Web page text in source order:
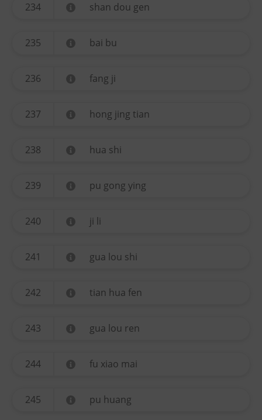
234 shan dou gen
235 bai bu
236 fang ji
237 hong jing tian
238 hua shi
239 pu gong ying
240 ji li
241 gua lou shi
242 tian hua fen
243 gua lou ren
244 fu xiao mai
245 pu huang